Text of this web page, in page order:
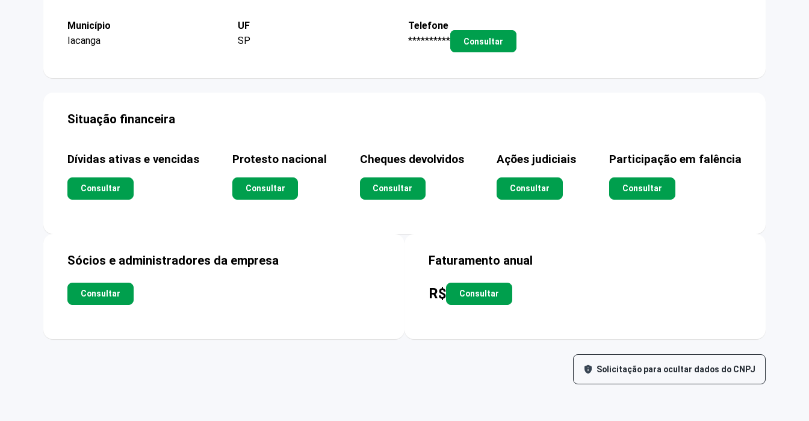
Município
Iacanga
UF
SP
Telefone
**********
Consultar
Situação financeira
Dívidas ativas e vencidas
Consultar
Protesto nacional
Consultar
Cheques devolvidos
Consultar
Ações judiciais
Consultar
Participação em falência
Consultar
Sócios e administradores da empresa
Consultar
Faturamento anual
R$ Consultar
Solicitação para ocultar dados do CNPJ